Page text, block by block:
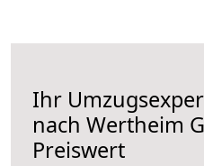
Ihr
nach Wertheim
Preiswert